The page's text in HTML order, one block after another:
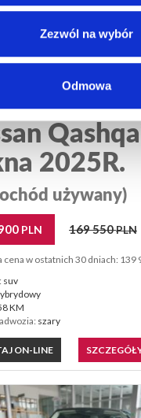
Zezwól na wybór
Odmowa
2025R.
używany)
PLN 169 550PLN
cena w ostatnich 30 dniach: 139
suv
KM
szary
ON-LINE